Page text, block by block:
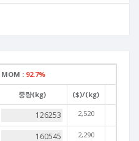
MOM : 92.7%
중량(kg) ($)/(kg)
2,520
2,290